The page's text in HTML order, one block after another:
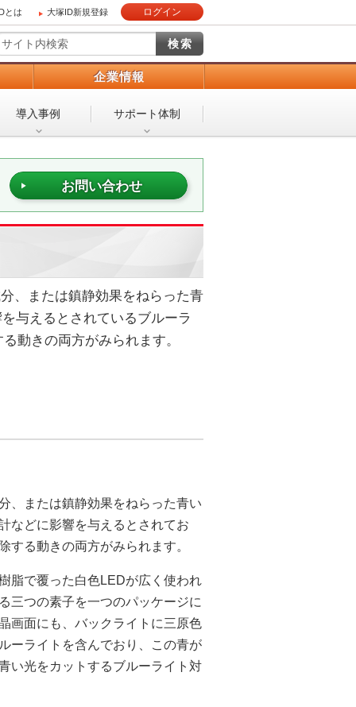
とは 大塚ID新規登録 ログイン
企業情報
導入事例 サポート体制
お問い合わせ
、または鎮静効果をねらった青
与えるとされているブルーラ
動きの両方がみられます。
、または鎮静効果をねらった青い
などに影響を与えるとされてお
する動きの両方がみられます。
脂で覆った白色LEDが広く使われ
三つの素子を一つのパッケージに
画面にも、バックライトに三原色
ーライトを含んでおり、この青が
い光をカットするブルーライト対